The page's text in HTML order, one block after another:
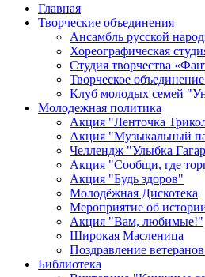
Главная
Творческие объединения
Ансамбль русской
Хореографическая
Студия творчества
Творческое
Клуб молодых семей
Молодежная политика
Акция "Ленточка
Акция "Музыкальный
Челлендж "Улыбка
Акция "Сообщи, где
Акция "Будь здоров"
Молодёжная Дискотека
Мероприятие об истории
Акция "Вам, любимые!"
Широкая Масленица
Поздравление
Библиотека